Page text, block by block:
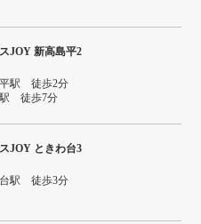
JOY 新高島平2
駅 徒歩2分
徒歩7分
JOY ときわ台3
駅 徒歩3分